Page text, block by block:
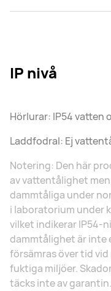
IP nivå
Hörlurar: IP54 vatten
Laddfodral: Ej
Notering: Den här
av vattentålighet
dammtåliga under
i laboratorium under
vilket indikerar IP54-
dammtålighet är inte
försämras över tid
fuktiga miljöer.
täcks inte av garantin.